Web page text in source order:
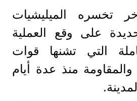
تخسره الميليشيات
على وقع العملية
التي تشنها قوات
منذ عدة أيام